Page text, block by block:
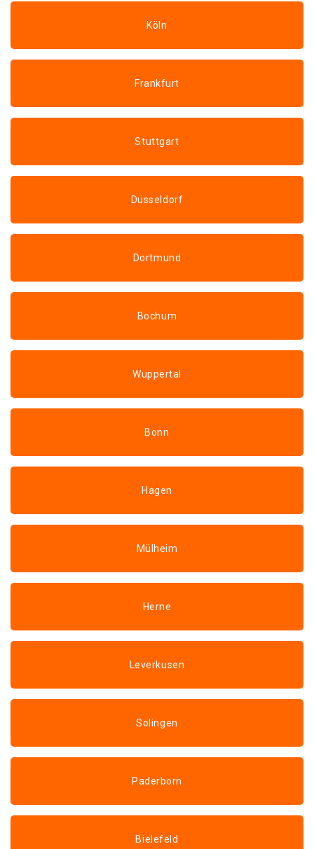
Köln
Frankfurt
Stuttgart
Düsseldorf
Dortmund
Bochum
Wuppertal
Bonn
Hagen
Mülheim
Herne
Leverkusen
Solingen
Paderborn
Bielefeld